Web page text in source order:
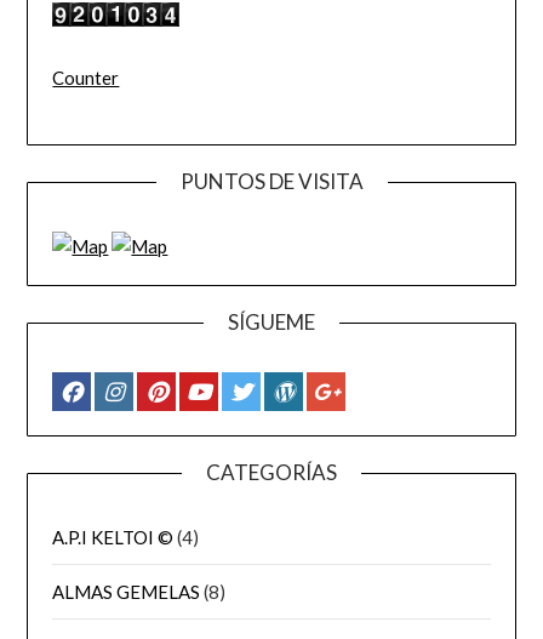
Counter
PUNTOS DE VISITA
SÍGUEME
CATEGORÍAS
A.P.I KELTOI © (4)
ALMAS GEMELAS (8)